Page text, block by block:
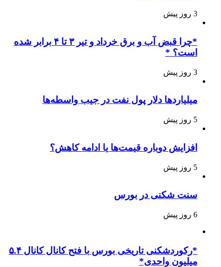
3 روز پیش
*چرا قبض آب و برق خرداد و تیر ۳ تا ۴ برابر شده
است؟ *
3 روز پیش
میلیاردها دلار پول نفت در جیب واسطه‌ها
5 روز پیش
افزایش دوباره قیمت‌ها یا ادامه کاهش؟
5 روز پیش
سنت شکنی در بورس
6 روز پیش
*رکوردشکنی تاریخی بورس با فتح کانال کانال ۵.۴
میلیون واحدی*